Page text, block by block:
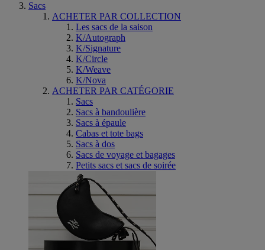
Sacs
ACHETER PAR COLLECTION
Les sacs de la saison
K/Autograph
K/Signature
K/Circle
K/Weave
K/Nova
ACHETER PAR CATÉGORIE
Sacs
Sacs à bandoulière
Sacs à épaule
Cabas et tote bags
Sacs à dos
Sacs de voyage et bagages
Petits sacs et sacs de soirée